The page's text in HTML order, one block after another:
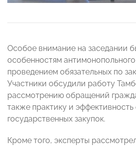
Особое внимание на заседании
особенностям антимонопольного
проведением обязательных по
Участники обсудили работу
рассмотрению обращений
также практику и
государственных закупок.
Кроме того, эксперты